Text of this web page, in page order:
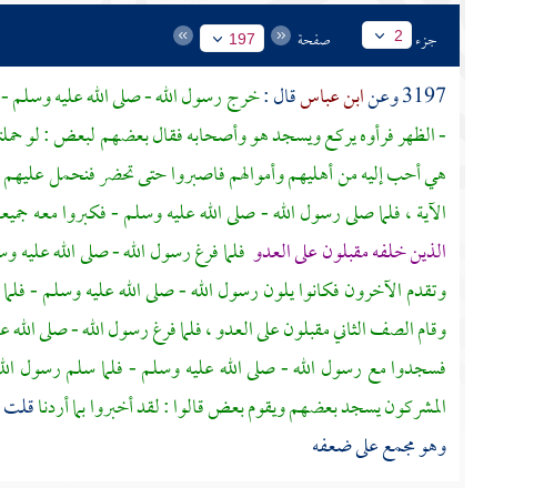
جزء 2 صفحة 197
3197 وعن ابن عباسقال :خرج رسول الله - صلى الله عليه وسلم
- الظهر فرأوه يركع ويسجد هو وأصحابه فقال بعضهم لبعض : لو
هي أحب إليه من أهليهم وأموالهم فاصبروا حتى تحضر فنحمل
الآية ، فلما صلى رسول الله - صلى الله عليه وسلم - فكبروا معه
الذين خلفه مقبلون على العدو فلما فرغ رسول الله - صلى الله
وتقدم الآخرون فكانوا يلون رسول الله - صلى الله عليه وسلم -
وقام الصف الثاني مقبلون على العدو ، فلما فرغ رسول الله - صلى
فسجدوا مع رسول الله - صلى الله عليه وسلم - فلما سلم رسول
المشركون يسجد بعضهم ويقوم بعض قالوا : لقد أخبروا بما أردناقلت
وهو مجمع على ضعفه